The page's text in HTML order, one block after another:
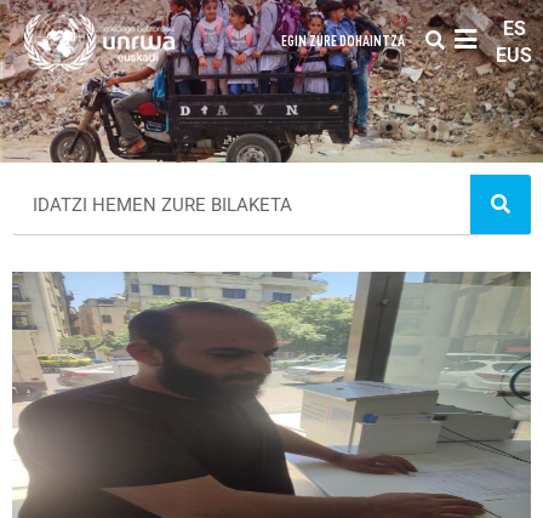
EGIN ZURE DOHAINTZA
ES
EUS